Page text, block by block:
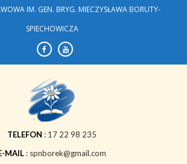
IM. GEN. BRYG. MIECZYSŁAWA BORUTY-
SPIECHOWICZA
TELEFON
17 22 98 235
MAIL
spnborek@gmail.com